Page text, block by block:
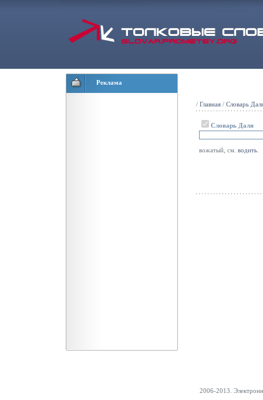
Реклама
/ Главная / Словарь
Словарь Даля
вожатый, см. водить
2006-2013.